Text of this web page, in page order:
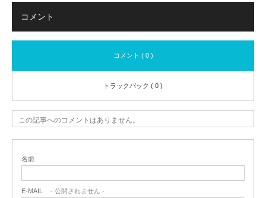
コメント
コメント ( 0 )
トラックバック ( 0 )
この記事へのコメントはありません。
名前
E-MAIL - 公開されません -